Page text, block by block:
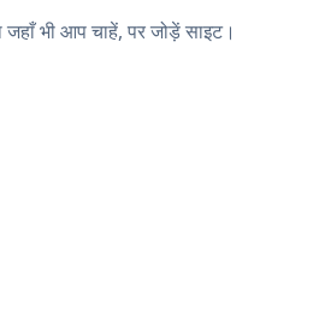
भी आप चाहें, पर जोड़ें साइट।